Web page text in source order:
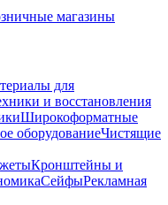
магазины
для
и восстановления
Широкоформатные
оборудованиеЧистящие
Кронштейны и
СейфыРекламная